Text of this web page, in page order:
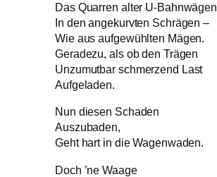
Das Quarren alter U-Bahnwägen
In den angekurvten Schrägen –
Wie aus aufgewühlten Mägen.
Geradezu, als ob den Trägen
Unzumutbar schmerzend Last
Aufgeladen.
Nun diesen Schaden
Auszubaden,
Geht hart in die Wagenwaden.
Doch ’ne Waage